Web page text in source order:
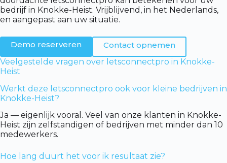
bedrijf in Knokke-Heist. Vrijblijvend, in het Nederlands,
en aangepast aan uw situatie.
Demo reserveren
Contact opnemen
Veelgestelde vragen over letsconnectpro in Knokke-
Heist
Werkt deze letsconnectpro ook voor kleine bedrijven in
Knokke-Heist?
Ja — eigenlijk vooral. Veel van onze klanten in Knokke-
Heist zijn zelfstandigen of bedrijven met minder dan 10
medewerkers.
Hoe lang duurt het voor ik resultaat zie?